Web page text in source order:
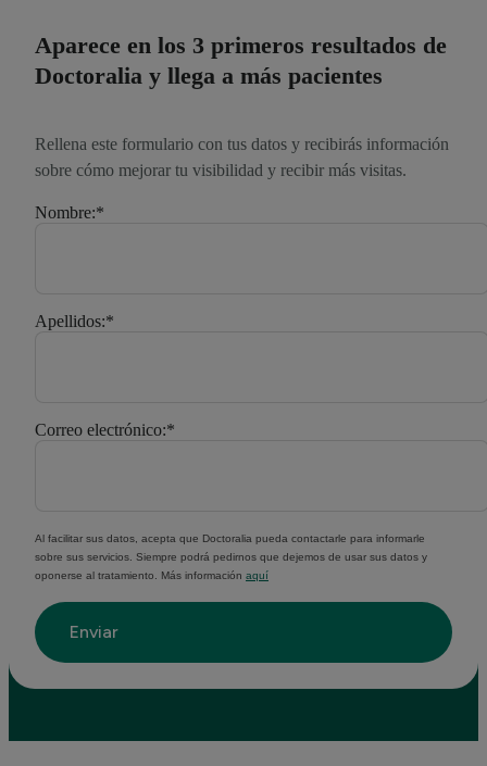
Aparece en los 3 primeros resultados de
Doctoralia y llega a más pacientes
Rellena este formulario con tus datos y recibirás información
sobre cómo mejorar tu visibilidad y recibir más visitas.
Nombre:*
Apellidos:*
Correo electrónico:*
Al facilitar sus datos, acepta que Doctoralia pueda contactarle para informarle
sobre sus servicios. Siempre podrá pedirnos que dejemos de usar sus datos y
oponerse al tratamiento. Más información aquí